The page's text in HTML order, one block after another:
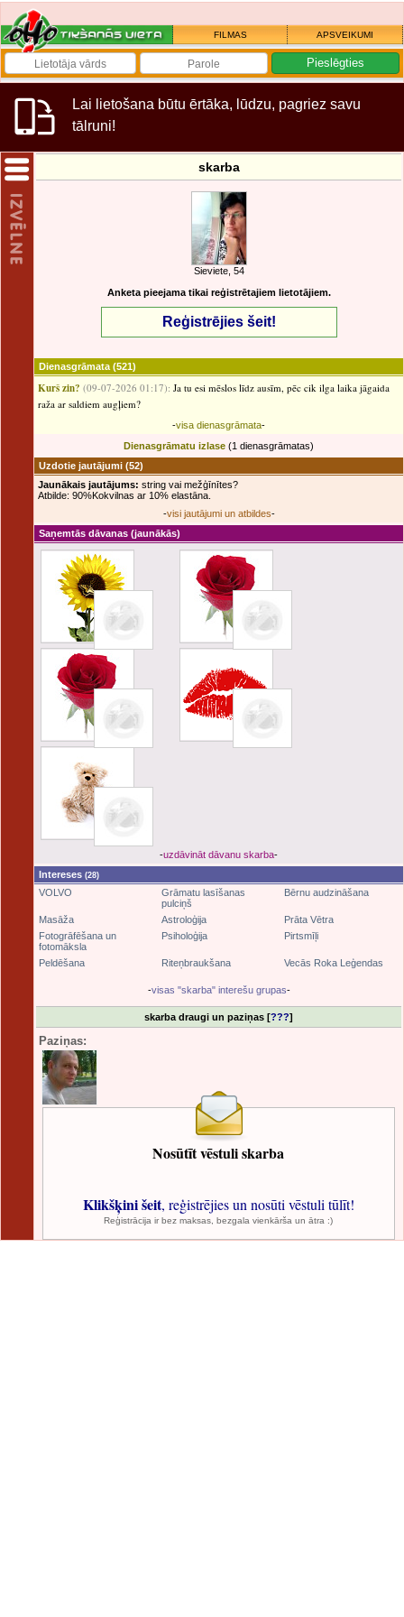
FILMAS APSVEIKUMI
Lai lietošana būtu ērtāka, lūdzu, pagriez savu
tālruni!
skarba
Sieviete, 54
Anketa pieejama tikai reģistrētajiem lietotājiem.
Reģistrējies šeit!
Dienasgrāmata (521)
Kurš zin? (09-07-2026 01:17): Ja tu esi mēslos līdz ausīm, pēc cik ilga laika jāgaida
raža ar saldiem augļiem?
-visa dienasgrāmata-
Dienasgrāmatu izlase (1 dienasgrāmatas)
Uzdotie jautājumi (52)
Jaunākais jautājums: string vai mežģīnītes?
Atbilde: 90%Kokvilnas ar 10% elastāna.
-visi jautājumi un atbildes-
Saņemtās dāvanas (jaunākās)
-uzdāvināt dāvanu skarba-
Intereses (28)
VOLVO
Grāmatu lasīšanas
pulciņš
Bērnu audzināšana
Masāža Astroloģija
Prāta Vētra
Fotogrāfēšana un
fotomāksla
Psiholoģija Pirtsmīļi
Peldēšana Riteņbraukšana Vecās Roka Leģendas
-visas "skarba" interešu grupas-
skarba draugi un paziņas [???]
Paziņas:
Nosūtīt vēstuli skarba
Klikšķini šeit, reģistrējies un nosūti vēstuli tūlīt!
Reģistrācija ir bez maksas, bezgala vienkārša un ātra :)